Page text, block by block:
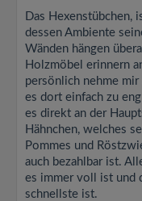
Das Hexenstübchen,
dessen Ambiente
Wänden hängen
Holzmöbel erinnern
persönlich nehme
es dort einfach zu
es direkt an der
Hähnchen, welches
Pommes und
auch bezahlbar ist.
es immer voll ist und
schnellste ist.